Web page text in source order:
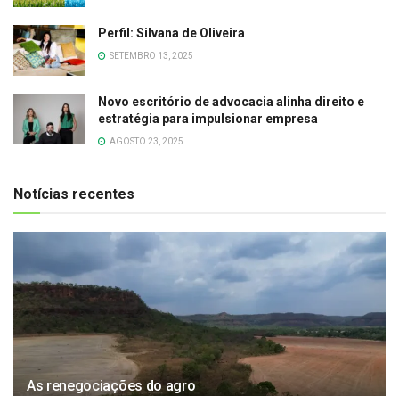
Perfil: Silvana de Oliveira
SETEMBRO 13, 2025
Novo escritório de advocacia alinha direito e
estratégia para impulsionar empresa
AGOSTO 23, 2025
Notícias recentes
As renegociações do agro